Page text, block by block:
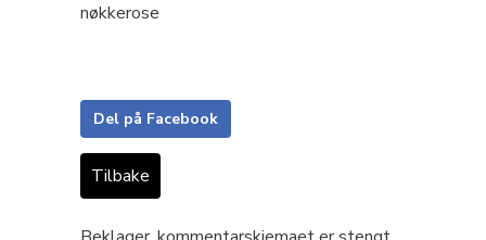
nøkkerose
Del på Facebook
Tilbake